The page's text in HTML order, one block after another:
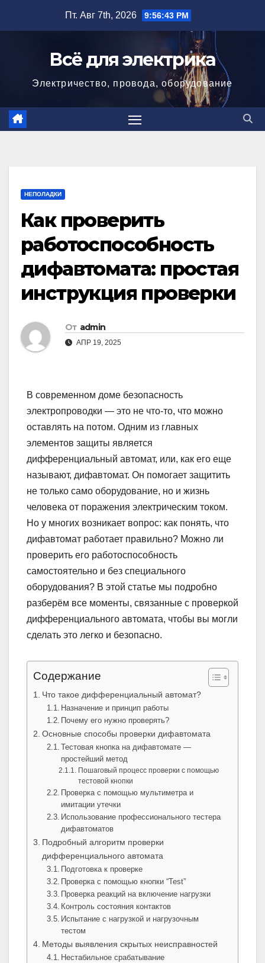
Пт. Авг 7th, 2026 9:56:45 PM
Всё для электрика
Электричество, провода, оборудование
НЕПОЛАДКИ
Как проверить
работоспособность
дифавтомата: простая
инструкция проверки
От admin
АПР 19, 2025
В современном доме безопасность
электропроводки — это не что-то, что можно
оставлять на потом. Одним из главных
элементов защиты является
дифференциальный автомат, или, как его еще
называют, дифавтомат. Он помогает защитить
не только само оборудование, но и жизнь
человека от поражения электрическим током.
Но у многих возникает вопрос: как понять, что
дифавтомат работает правильно? Можно ли
проверить его работоспособность
самостоятельно и без специального
оборудования? В этой статье мы подробно
разберём все моменты, связанные с проверкой
дифференциального автомата, чтобы вы могли
сделать это легко и безопасно.
Содержание
Что такое дифференциальный автомат?
Назначение и принцип работы
Почему его нужно проверять?
Основные способы проверки дифавтомата
Тестовая кнопка на дифавтомате —
простейший метод
Пошаговый процесс проверки с помощью
тестовой кнопки
Проверка с помощью мультиметра и
имитации утечки
Использование профессионального тестера
дифавтоматов
Подробный алгоритм проверки
дифференциального автомата
Подготовка к проверке
Проверка с помощью кнопки “Test”
Проверка реакций на включение нагрузки
Контроль состояния контактов
Испытание с нагрузкой и нагрузочным
тестом
Методы выявления скрытых неисправностей
Нестабильное срабатывание